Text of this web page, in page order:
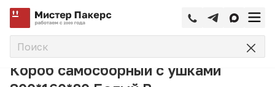
Главная Короб
Короб самосборный с ушками